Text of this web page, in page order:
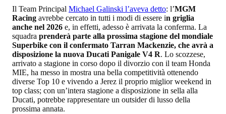
Il Team Principal Michael Galinski l’aveva detto: l’MGM
Racing avrebbe cercato in tutti i modi di essere in griglia
anche nel 2026 e, in effetti, adesso è arrivata la conferma. La
squadra prenderà parte alla prossima stagione del mondiale
Superbike con il confermato Tarran Mackenzie, che avrà a
disposizione la nuova Ducati Panigale V4 R. Lo scozzese,
arrivato a stagione in corso dopo il divorzio con il team Honda
MIE, ha messo in mostra una bella competitività ottenendo
diverse Top 10 e vivendo a Jerez il proprio miglior weekend in
top class; con un’intera stagione a disposizione in sella alla
Ducati, potrebbe rappresentare un outsider di lusso della
prossima annata.